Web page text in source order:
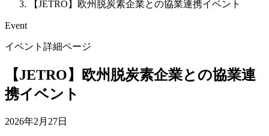
【JETRO】欧州脱炭素企業との協業連携イベント
Event
イベント詳細ページ
【JETRO】欧州脱炭素企業との協業連
携イベント
2026年2月27日